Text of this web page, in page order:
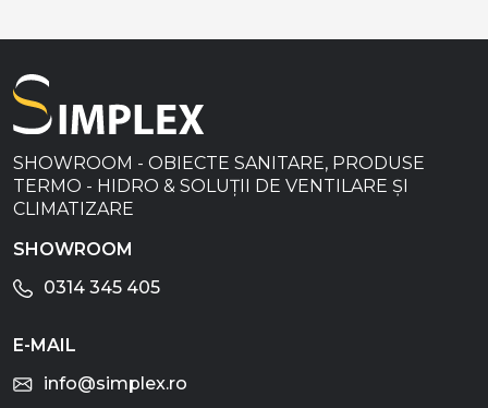
SHOWROOM - OBIECTE SANITARE, PRODUSE
TERMO - HIDRO & SOLUȚII DE VENTILARE ȘI
CLIMATIZARE
SHOWROOM
0314 345 405
E-MAIL
info@simplex.ro